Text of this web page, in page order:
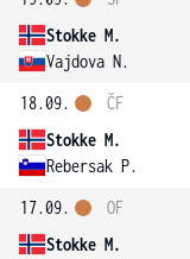
Stokke M.
Vajdova N.
18.09.
Stokke M.
Rebersak P.
ČF
17.09.
Stokke M.
OF